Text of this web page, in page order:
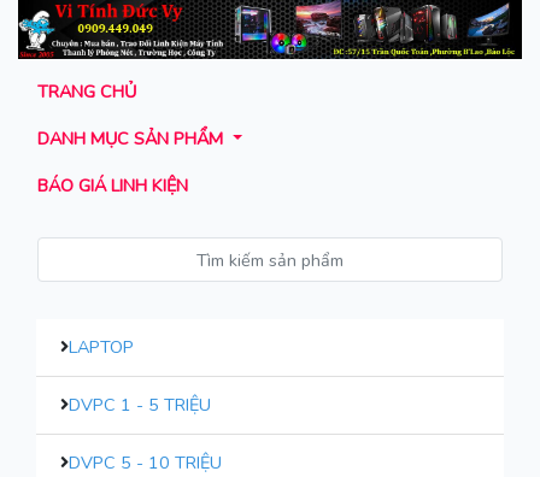
TRANG CHỦ
DANH MỤC SẢN PHẨM
BÁO GIÁ LINH KIỆN
LAPTOP
DVPC 1 - 5 TRIỆU
DVPC 5 - 10 TRIỆU